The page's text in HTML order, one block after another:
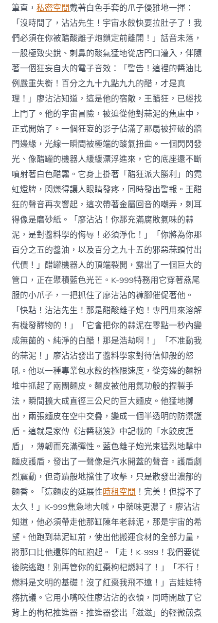
筆直，私密空間戴著白色手套的爪子優雅地一揮：
「沒時間了，沾沾先生！宇宙水餃快要拉肚子了！我
們必須在你被醋酸離子炮鎖定前離開！」話音未落，
一股極致尖銳、刺鼻的酸氣猛地從店門口灌入，伴隨
著一個狂妄自大的電子音效：「警告！這裡的醬油比
例嚴重失衡！百分之九十九點九九的醋，才是真
理！」廖沾沾知道，這是他的宿敵，王醋狂，已經找
上門了。他的宇宙冒險，被迫從他對蒜泥的焦慮中，
正式開始了。一個狂妄的影子佔滿了那扇被撞破的牆
門邊緣，光線一瞬間被極端的酸氣扭曲。一個閃閃發
光、像醋罐的機器人緩緩漂浮進來，它的底座還不斷
噴射著白色醋霧。它身上掛著「醋狂派大勝利」的霓
虹燈牌，閃爍得讓人眼睛發疼，同時發出警報。王醋
狂的聲音再次響起，這次帶著金屬回音的嘲弄，刺耳
得像是磨砂紙。「廖沾沾！你那充滿腐敗氣味的蒜
泥，是對醬料學的侮辱！必須淨化！」「你將為你那
百分之五的醬油，以及百分之九十五的邪惡蒜頭付出
代價！」醋罐機器人的頂端裂開，露出了一個巨大的
管口，正在聚積藍色光芒。K-999特務用它穿著燕尾
服的小爪子，一把抓住了廖沾沾的褲腳催促著他。
「快點！沾沾先生！那是醋酸離子炮！專門用來溶解
有機發酵物的！」「它會把你的蒜泥在零點一秒內變
成無菌的、純淨的白醋！那是浩劫啊！」「不准動我
的蒜泥！」廖沾沾發出了醬料學家對待信仰般的怒
吼。他以一種專業包水餃的極限速度，從旁邊的麵粉
堆中抓起了兩團麵皮。麵皮被他用氣功般的捏製手
法，瞬間擴大成直徑三公尺的巨大麵皮。他猛地擲
出，兩張麵皮在空中交疊，變成一個半透明的防禦護
盾。這就是家傳《沾醬秘笈》中記載的「水餃皮護
盾」，薄韌而充滿彈性。藍色離子炮光束猛烈地擊中
麵皮護盾，發出了一聲像是汽水開蓋的聲音。護盾劇
烈震動，但奇蹟般地擋住了攻擊，只是散發出濃郁的
麵香。「這麵皮的延展性時租空間 ！完美！但撐不了
太久！」K-999焦急地大喊，中藥味更濃了。廖沾沾
知道，他必須帶走他那缸陳年老蒜泥，那是宇宙的希
望。他跑到蒜泥缸前，使出他搬運食材的全部力量，
將那口比他還胖的缸抱起。「走！K-999！我們要從
後院逃跑！別再管你的紅棗枸杞燃料了！」「不行！
燃料是文明的基礎！沒了紅棗我飛不遠！」吉娃娃特
務抗議。它用小嘴咬住廖沾沾的衣領，同時開啟了它
背上的枸杞推進器。推進器發出「滋滋」的輕微煎煮